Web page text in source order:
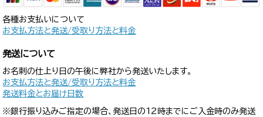
各種お支払いについて
お支払方法と発送/受取り方法と料金
発送について
お名刺の仕上り日の午後に弊社から発送いたします。
お支払方法と発送/受取り方法と料金
発送料金とお届け日数
※銀行振り込みご指定の場合、発送日の12時までにご入金時のみ発送